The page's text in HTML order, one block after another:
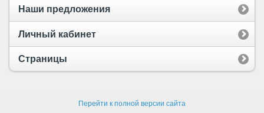
Наши предложения
Личный кабинет
Страницы
Перейти к полной версии сайта